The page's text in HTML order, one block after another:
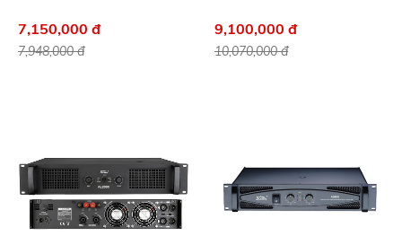
7,150,000 đ
7,948,000 đ
9,100,000 đ
10,070,000 đ